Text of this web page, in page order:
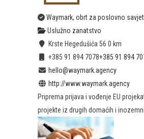
Waymark, obrt za poslovno
Uslužno zanatstvo
Krste Hegedušića 56 0 km
+385 91 894 7078+385 91 894
hello@waymark.agency
http://www.waymark.agency
Priprema prijava i vođenje EU
projekte iz drugih domaćih i